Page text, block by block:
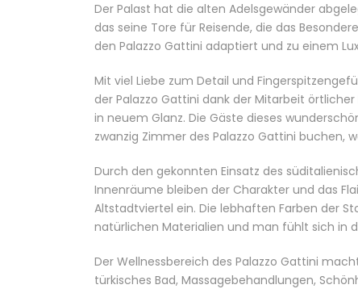
Der Palast hat die alten Adelsgewänder
das seine Tore für Reisende, die das
den Palazzo Gattini adaptiert und zu einem
Mit viel Liebe zum Detail und
der Palazzo Gattini dank der Mitarbeit
in neuem Glanz. Die Gäste dieses
zwanzig Zimmer des Palazzo Gattini buchen,
Durch den gekonnten Einsatz des
Innenräume bleiben der Charakter und das
Altstadtviertel ein. Die lebhaften Farben der
natürlichen Materialien und man fühlt sich in
Der Wellnessbereich des Palazzo Gattini
türkisches Bad, Massagebehandlungen,